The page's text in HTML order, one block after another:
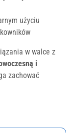
użyciu
w walce z
i
zachować